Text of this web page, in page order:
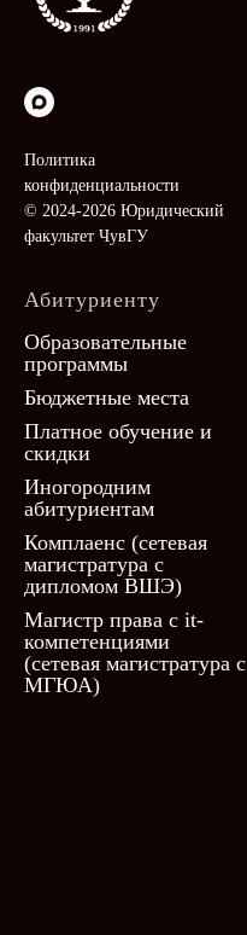
Политика
конфиденциальности
© 2024-2026 Юридический
факультет ЧувГУ
Абитуриенту
Образовательные
программы
Бюджетные места
Платное обучение и
скидки
Иногородним
абитуриентам
Комплаенс (сетевая
магистратура с
дипломом ВШЭ)
Магистр права с it-
компетенциями
(сетевая магистратура с
МГЮА)